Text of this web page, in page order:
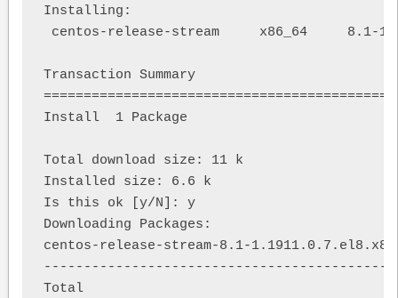
Installing:
centos-release-stream     x86_64
Transaction Summary
Install  1 Package
Total download size: 11 k
Installed size: 6.6 k
Is this ok [y/N]: y
Downloading Packages:
centos-release-stream-8.1-
Total